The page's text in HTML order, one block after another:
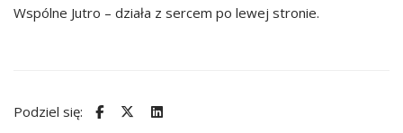
Wspólne Jutro – działa z sercem po lewej stronie.
Podziel się: